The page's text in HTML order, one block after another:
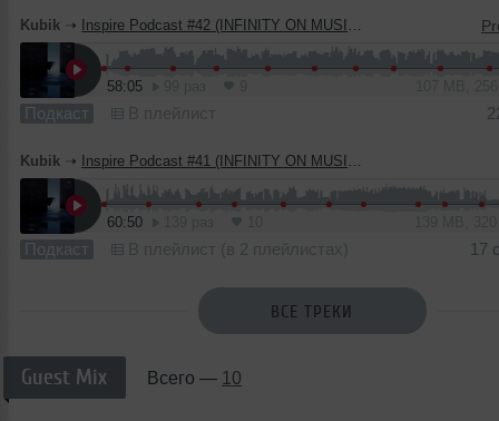
Kubik ➝ Inspire Podcast #42 (INFINITY ON MUSIC PODCAST)
58:05
Подкаст В плейлист
Kubik ➝ Inspire Podcast #41 (INFINITY ON MUSIC PODCAST)
60:50
Подкаст В плейлист (в 2 плейлистах) 17
ВСЕ ТРЕКИ
Guest Mix Всего — 10